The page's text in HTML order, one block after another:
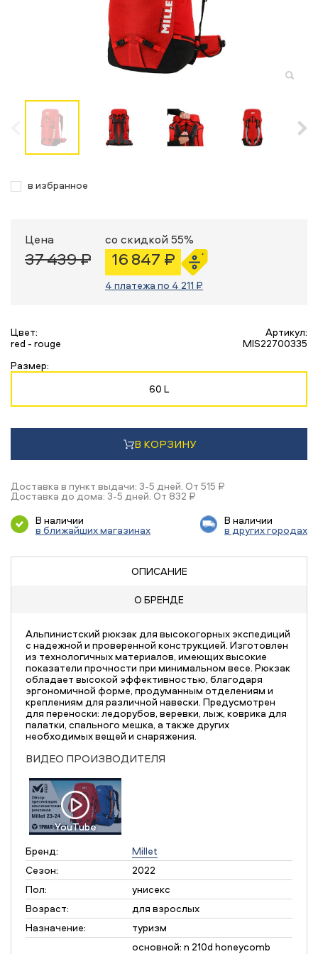
в избранное
Цена
37 439 ₽
со скидкой 55%
16 847 ₽
4 платежа по 4 211 ₽
Цвет:
red - rouge
Артикул:
MIS22700335
Размер:
60 L
В КОРЗИНУ
Доставка в пункт выдачи: 3-5 дней. От 515 ₽
Доставка до дома: 3-5 дней. От 832 ₽
В наличии
в ближайших магазинах
В наличии
в других городах
ОПИСАНИЕ
О БРЕНДЕ
Альпинистский рюкзак для высокогорных экспедиций
с надежной и проверенной конструкцией. Изготовлен
из технологичных материалов, имеющих высокие
показатели прочности при минимальном весе. Рюкзак
обладает высокой эффективностью, благодаря
эргономичной форме, продуманным отделениям и
креплениям для различной навески. Предусмотрен
для переноски: ледорубов, веревки, лыж, коврика для
палатки, спального мешка, а также других
необходимых вещей и снаряжения.
ВИДЕО ПРОИЗВОДИТЕЛЯ
YouTube
Бренд:
Millet
Сезон:
2022
Пол:
унисекс
Возраст:
для взрослых
Назначение:
туризм
основной: n 210d honeycomb